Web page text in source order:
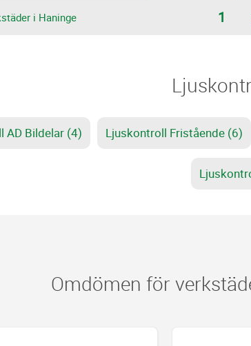
i Haninge 1
AD Bildelar (4) Ljuskontroll Fristående (6)
Omdömen för